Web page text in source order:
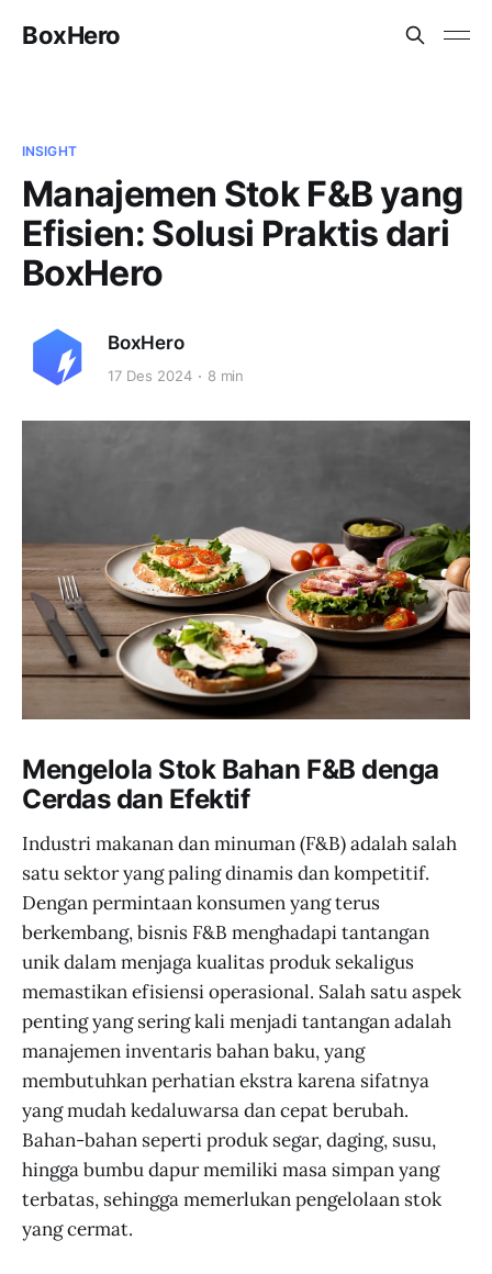
BoxHero
INSIGHT
Manajemen Stok F&B yang
Efisien: Solusi Praktis dari
BoxHero
BoxHero
17 Des 2024 8 min
Mengelola Stok Bahan F&B denga
Cerdas dan Efektif
Industri makanan dan minuman (F&B) adalah salah
satu sektor yang paling dinamis dan kompetitif.
Dengan permintaan konsumen yang terus
berkembang, bisnis F&B menghadapi tantangan
unik dalam menjaga kualitas produk sekaligus
memastikan efisiensi operasional. Salah satu aspek
penting yang sering kali menjadi tantangan adalah
manajemen inventaris bahan baku, yang
membutuhkan perhatian ekstra karena sifatnya
yang mudah kedaluwarsa dan cepat berubah.
Bahan-bahan seperti produk segar, daging, susu,
hingga bumbu dapur memiliki masa simpan yang
terbatas, sehingga memerlukan pengelolaan stok
yang cermat.